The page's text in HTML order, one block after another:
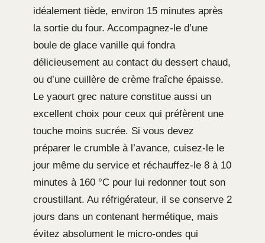
idéalement tiède, environ 15 minutes après
la sortie du four. Accompagnez-le d’une
boule de glace vanille qui fondra
délicieusement au contact du dessert chaud,
ou d’une cuillère de crème fraîche épaisse.
Le yaourt grec nature constitue aussi un
excellent choix pour ceux qui préfèrent une
touche moins sucrée. Si vous devez
préparer le crumble à l’avance, cuisez-le le
jour même du service et réchauffez-le 8 à 10
minutes à 160 °C pour lui redonner tout son
croustillant. Au réfrigérateur, il se conserve 2
jours dans un contenant hermétique, mais
évitez absolument le micro-ondes qui